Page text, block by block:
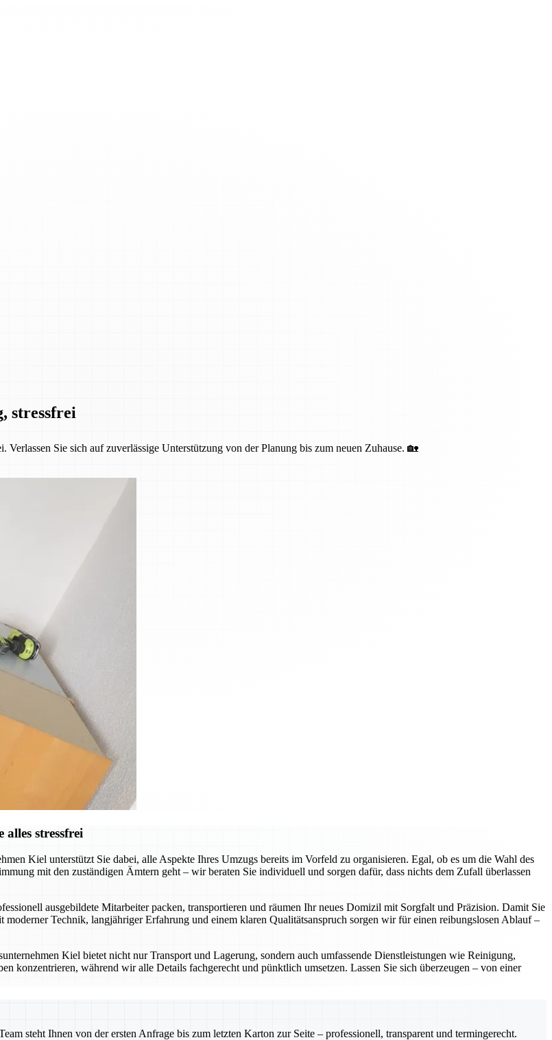
stressfrei
Sie sich auf zuverlässige Unterstützung von der Planung bis zum neuen Zuhause. 🏡
stressfrei
Kiel unterstützt Sie dabei, alle Aspekte Ihres Umzugs bereits im Vorfeld zu organisieren. Egal, ob es um die Wahl des
mit den zuständigen Ämtern geht – wir beraten Sie individuell und sorgen dafür, dass nichts dem Zufall überlassen
ausgebildete Mitarbeiter packen, transportieren und räumen Ihr neues Domizil mit Sorgfalt und Präzision. Damit Sie
moderner Technik, langjähriger Erfahrung und einem klaren Qualitätsanspruch sorgen wir für einen reibungslosen Ablauf –
Kiel bietet nicht nur Transport und Lagerung, sondern auch umfassende Dienstleistungen wie Reinigung,
konzentrieren, während wir alle Details fachgerecht und pünktlich umsetzen. Lassen Sie sich überzeugen – von einer
steht Ihnen von der ersten Anfrage bis zum letzten Karton zur Seite – professionell, transparent und termingerecht.